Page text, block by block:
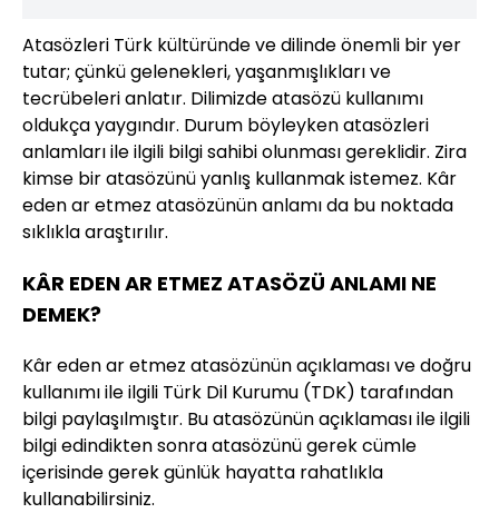
Atasözleri Türk kültüründe ve dilinde önemli bir yer
tutar; çünkü gelenekleri, yaşanmışlıkları ve
tecrübeleri anlatır. Dilimizde atasözü kullanımı
oldukça yaygındır. Durum böyleyken atasözleri
anlamları ile ilgili bilgi sahibi olunması gereklidir. Zira
kimse bir atasözünü yanlış kullanmak istemez. Kâr
eden ar etmez atasözünün anlamı da bu noktada
sıklıkla araştırılır.
KÂR EDEN AR ETMEZ ATASÖZÜ ANLAMI NE
DEMEK?
Kâr eden ar etmez atasözünün açıklaması ve doğru
kullanımı ile ilgili Türk Dil Kurumu (TDK) tarafından
bilgi paylaşılmıştır. Bu atasözünün açıklaması ile ilgili
bilgi edindikten sonra atasözünü gerek cümle
içerisinde gerek günlük hayatta rahatlıkla
kullanabilirsiniz.